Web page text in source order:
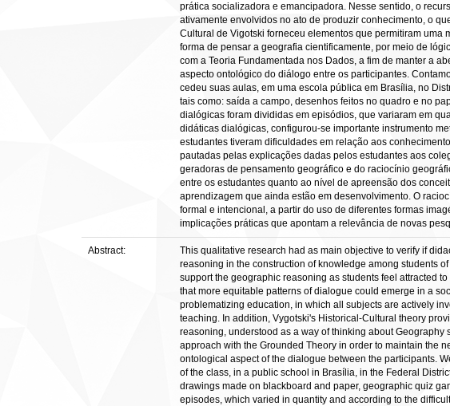
prática socializadora e emancipadora. Nesse sentido, o
ativamente envolvidos no ato de produzir conhecimento, o
Cultural de Vigotski forneceu elementos que permitiram
forma de pensar a geografia cientificamente, por meio de
com a Teoria Fundamentada nos Dados, a fim de manter a
aspecto ontológico do diálogo entre os participantes.
cedeu suas aulas, em uma escola pública em Brasília, no
tais como: saída a campo, desenhos feitos no quadro e no
dialógicas foram divididas em episódios, que variaram em
didáticas dialógicas, configurou-se importante instrumento
estudantes tiveram dificuldades em relação aos
pautadas pelas explicações dadas pelos estudantes aos
geradoras de pensamento geográfico e do raciocínio
entre os estudantes quanto ao nível de apreensão dos
aprendizagem que ainda estão em desenvolvimento. O
formal e intencional, a partir do uso de diferentes formas
implicações práticas que apontam a relevância de novas
Abstract:
This qualitative research had as main objective to verify if
reasoning in the construction of knowledge among students
support the geographic reasoning as students feel attracted
that more equitable patterns of dialogue could emerge in a
problematizing education, in which all subjects are actively
teaching. In addition, Vygotski's Historical-Cultural theory
reasoning, understood as a way of thinking about
approach with the Grounded Theory in order to maintain the
ontological aspect of the dialogue between the participants.
of the class, in a public school in Brasília, in the Federal
drawings made on blackboard and paper, geographic quiz
episodes, which varied in quantity and according to the